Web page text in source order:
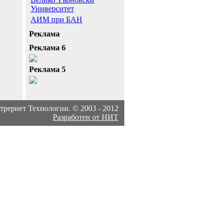
Университет
АИМ при БАН
Реклама
Реклама 6
Реклама 5
Технологии. © 2003 - 2012
Разработен от НИТ